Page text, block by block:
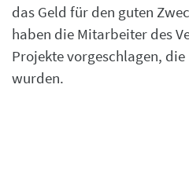
das Geld für den guten
haben die Mitarbeiter des
Projekte vorgeschlagen,
wurden.